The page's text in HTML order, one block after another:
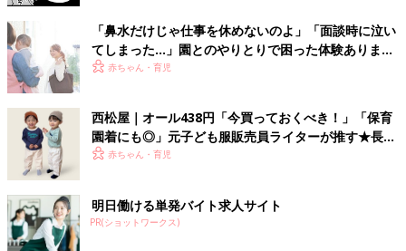
「鼻水だけじゃ仕事を休めないのよ」「面談時に泣い
てしまった…」園とのやりとりで困った体験あります
か？赤ちゃん・育児
西松屋｜オール438円「今買っておくべき！」「保育
園着にも◎」元子ども服販売員ライターが推す★長袖
Tシャツ5選
赤ちゃん・育児
明日働ける単発バイト求人サイト
PR(ショットワークス)